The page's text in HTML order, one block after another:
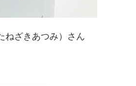
ねざきあつみ）さん